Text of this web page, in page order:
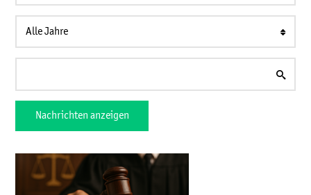
Alle Jahre
Nachrichten anzeigen